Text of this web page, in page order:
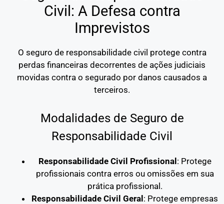
Civil: A Defesa contra
Imprevistos
O seguro de responsabilidade civil protege contra
perdas financeiras decorrentes de ações judiciais
movidas contra o segurado por danos causados a
terceiros.
Modalidades de Seguro de
Responsabilidade Civil
Responsabilidade Civil Profissional: Protege
profissionais contra erros ou omissões em sua
prática profissional.
Responsabilidade Civil Geral: Protege empresas